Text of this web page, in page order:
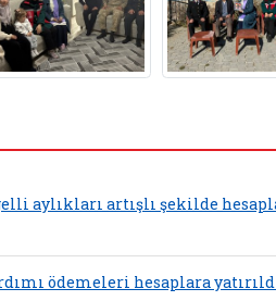
aylıkları artışlı şekilde
ödemeleri hesaplara